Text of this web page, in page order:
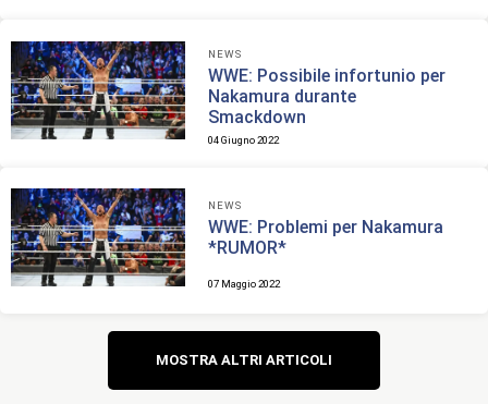
NEWS
WWE: Possibile infortunio per
Nakamura durante
Smackdown
04 Giugno 2022
NEWS
WWE: Problemi per Nakamura
*RUMOR*
07 Maggio 2022
Navigazione
articoli
MOSTRA ALTRI ARTICOLI